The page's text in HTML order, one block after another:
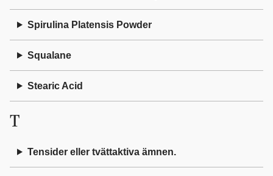
Spirulina Platensis Powder
Squalane
Stearic Acid
T
Tensider eller tvättaktiva ämnen.